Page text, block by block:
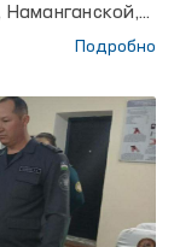
областям и
Подробно